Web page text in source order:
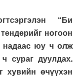
“Би
ногоон
надаас юу ч олж
сураг дуулдах.
хувийн өчүүхэн